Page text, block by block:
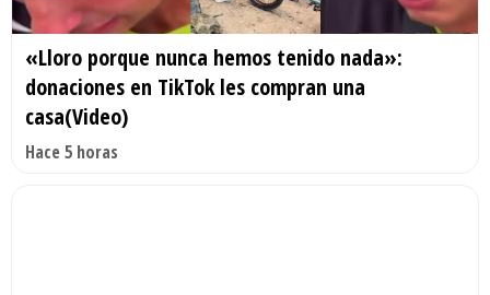
«Lloro porque nunca hemos tenido nada»:
donaciones en TikTok les compran una
casa(Video)
Hace 5 horas